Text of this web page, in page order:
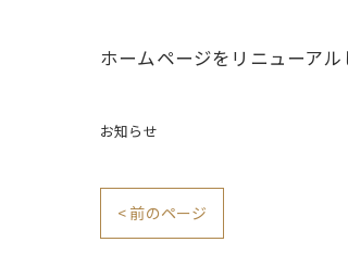
ホームページをリニューアル
お知らせ
< 前のページ